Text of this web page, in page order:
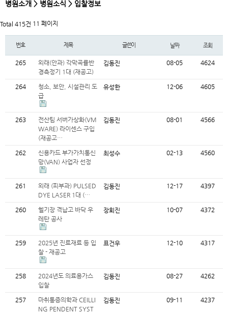
병원소개 > 병원소식 > 입찰정보
Total 415건 11 페이지
번호 제목 글쓴이 날짜 조회
265
외래(안과) 각막곡률반
경측정기 1대 (재공고)
김동진 08-05 4624
264
청소, 보안, 시설관리 도
급
유성한 12-06 4605
263
전산팀 서버가상화(VM
WARE) 라이센스 구입
(재공고…
김동진 08-01 4566
262
신용카드 부가가치통신
망(VAN) 사업자 선정
최성수 02-13 4560
261
외래 (피부과) PULSED
DYE LASER 1대 (…
김동진 12-17 4397
260
헬기장 격납고 바닥 우
레탄 공사
장회진 10-07 4372
259
2025년 진료재료 등 입
찰 - 재공고
표건우 12-10 4317
258
2024년도 의료용가스
입찰
김동진 08-27 4262
257
마취통증의학과 CEILLI
NG PENDENT SYST
김동진 09-11 4237